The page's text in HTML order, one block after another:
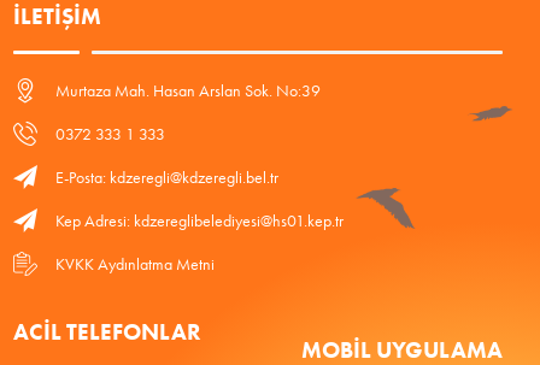
İLETIŞIM
Murtaza Mah. Hasan Arslan Sok. No:39
0372 333 1 333
E-Posta: kdzeregli@kdzeregli.bel.tr
Kep Adresi: kdzereglibelediyesi@hs01.kep.tr
KVKK Aydınlatma Metni
ACIL TELEFONLAR
MOBIL UYGULAMA